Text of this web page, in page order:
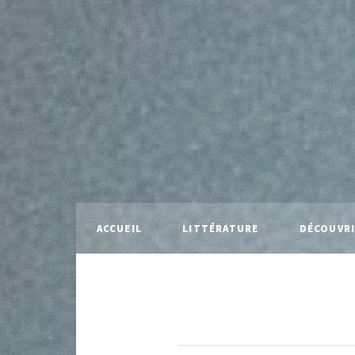
ACCUEIL LITTÉRATURE